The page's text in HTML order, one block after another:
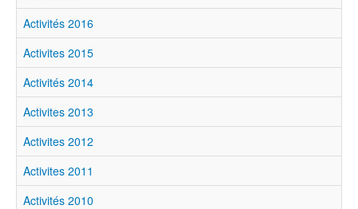
Activités 2016
Activites 2015
Activités 2014
Activites 2013
Activites 2012
Activites 2011
Activités 2010